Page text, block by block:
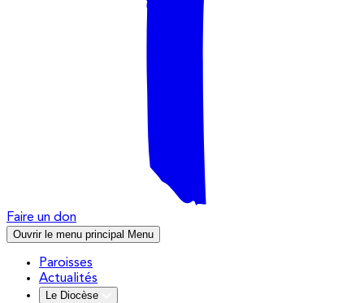
Faire un don
Ouvrir le menu principal Menu
Paroisses
Actualités
Le Diocèse